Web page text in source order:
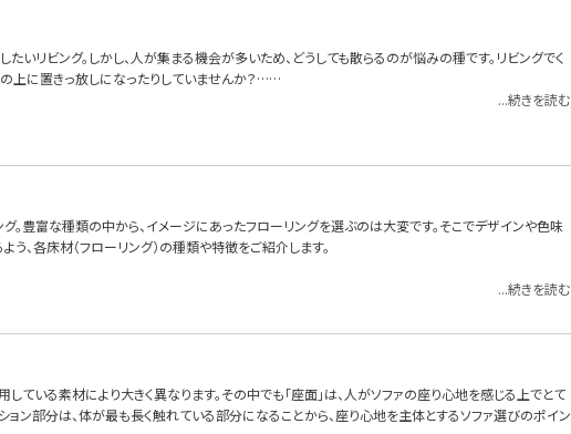
いリビング。しかし、人が集まる機会が多いため、どうしても散らるのが悩みの種です。リビングでく
上に置きっ放しになったりしていませんか？……
...続きを読む
豊富な種類の中から、イメージにあったフローリングを選ぶのは大変です。そこでデザインや色味
、各床材（フローリング）の種類や特徴をご紹介します。
...続きを読む
ている素材により大きく異なります。その中でも「座面」は、人がソファの座り心地を感じる上でとて
ン部分は、体が最も長く触れている部分になることから、座り心地を主体とするソファ選びのポイン